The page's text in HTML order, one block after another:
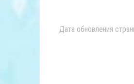
Дата обновления